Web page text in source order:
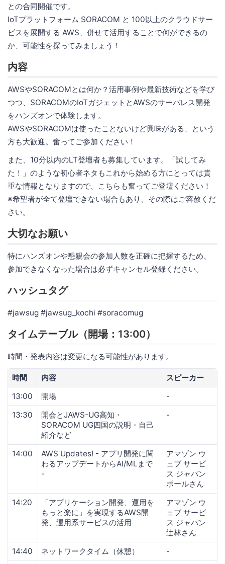
との合同開催です。
IoTプラットフォーム SORACOM と 100以上のクラウドサー
ビスを展開する AWS、併せて活用することで何ができるの
か、可能性を探ってみましょう！
内容
AWSやSORACOMとは何か？活用事例や最新技術などを学び
つつ、SORACOMのIoTガジェットとAWSのサーバレス開発
をハンズオンで体験します。
AWSやSORACOMは使ったことないけど興味がある、という
方も大歓迎。奮ってご参加ください！
また、10分以内のLT登壇者も募集しています。「試してみ
た！」のような初心者ネタもこれから始める方にとっては貴
重な情報となりますので、こちらも奮ってご登壇ください！
※希望者が全て登壇できない場合もあり、その際はご容赦くだ
さい。
大切なお願い
特にハンズオンや懇親会の参加人数を正確に把握するため、
参加できなくなった場合は必ずキャンセル登録ください。
ハッシュタグ
#jawsug #jawsug_kochi #soracomug
タイムテーブル（開場：13:00）
時間・発表内容は変更になる可能性があります。
時間 内容
スピーカー
13:00
開場
-
13:30
開会とJAWS-UG高知・
SORACOM UG四国の説明・自己
紹介など
-
14:00
AWS Updates! - アプリ開発に関
わるアップデートからAI/MLまで
-
アマゾン ウ
ェブ サービ
ス ジャパン
ポールさん
14:20
「アプリケーション開発、運用を
もっと楽に」を実現するAWS開
発、運用系サービスの活用
アマゾン ウ
ェブ サービ
ス ジャパン
辻林さん
14:40
ネットワークタイム（休憩）
-